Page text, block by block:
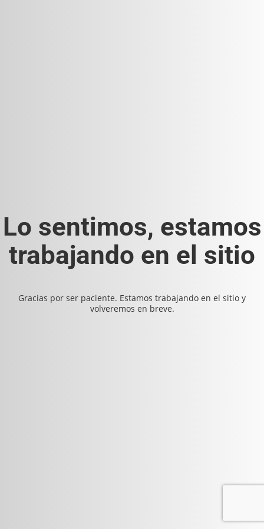
Lo sentimos, estamos
trabajando en el sitio
Gracias por ser paciente. Estamos trabajando en el sitio y
volveremos en breve.